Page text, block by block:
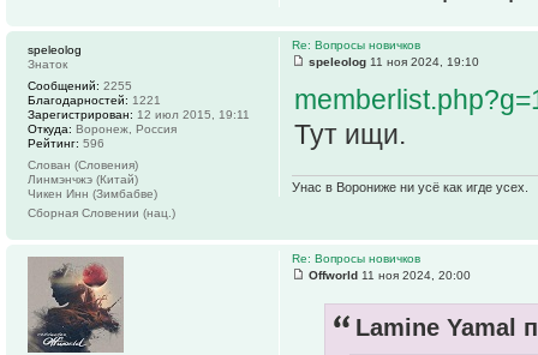
Re: Вопросы новичков
speleolog 11 ноя 2024, 19:10
Тут ищи.
Унас в Ворониже ни усё как игде усех.
speleolog
Знаток
Сообщений: 2255
Благодарностей: 1221
Зарегистрирован: 12 июл 2015, 19:11
Откуда: Воронеж, Россия
Рейтинг: 596
Слован (Словения)
Линмэнчжэ (Китай)
Чикен Инн (Зимбабве)
Сборная Словении (нац.)
Re: Вопросы новичков
Offworld 11 ноя 2024, 20:00
Lamine Yamal